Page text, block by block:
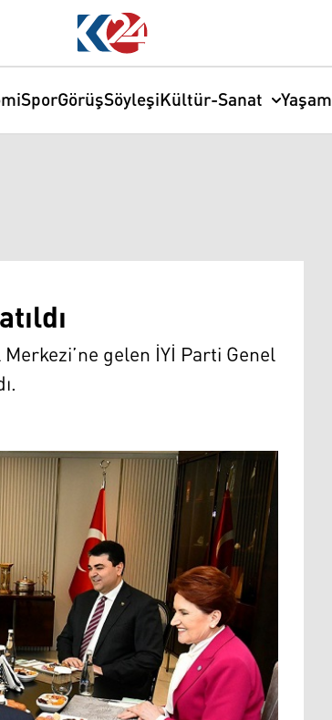
SporGörüşSöyleşiKültür-Sanat Yaşam
gelen İYİ Parti Genel